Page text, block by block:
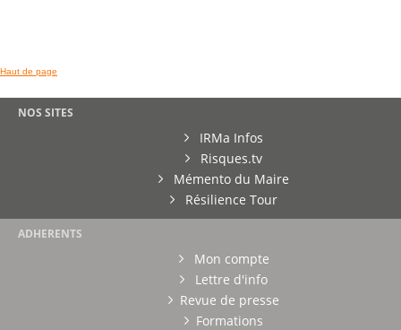
Haut de page
NOS SITES
IRMa Infos
Risques.tv
Mémento du Maire
Résilience Tour
ADHERENTS
Mon compte
Lettre d'info
Revue de presse
Formations